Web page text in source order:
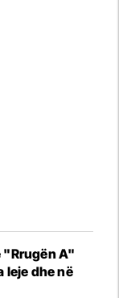
"Rrugën A"
leje dhe në